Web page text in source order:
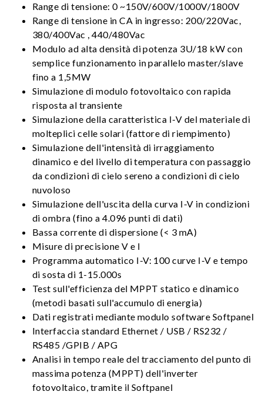
Range di tensione: 0 ~150V/600V/1000V/1800V
Range di tensione in CA in ingresso: 200/220Vac,
380/400Vac , 440/480Vac
Modulo ad alta densità di potenza 3U/18 kW con
semplice funzionamento in parallelo master/slave
fino a 1,5MW
Simulazione di modulo fotovoltaico con rapida
risposta al transiente
Simulazione della caratteristica I-V del materiale di
molteplici celle solari (fattore di riempimento)
Simulazione dell'intensità di irraggiamento
dinamico e del livello di temperatura con passaggio
da condizioni di cielo sereno a condizioni di cielo
nuvoloso
Simulazione dell'uscita della curva I-V in condizioni
di ombra (fino a 4.096 punti di dati)
Bassa corrente di dispersione (< 3 mA)
Misure di precisione V e I
Programma automatico I-V: 100 curve I-V e tempo
di sosta di 1-15.000s
Test sull'efficienza del MPPT statico e dinamico
(metodi basati sull'accumulo di energia)
Dati registrati mediante modulo software Softpanel
Interfaccia standard Ethernet / USB / RS232 /
RS485 /GPIB / APG
Analisi in tempo reale del tracciamento del punto di
massima potenza (MPPT) dell'inverter
fotovoltaico, tramite il Softpanel